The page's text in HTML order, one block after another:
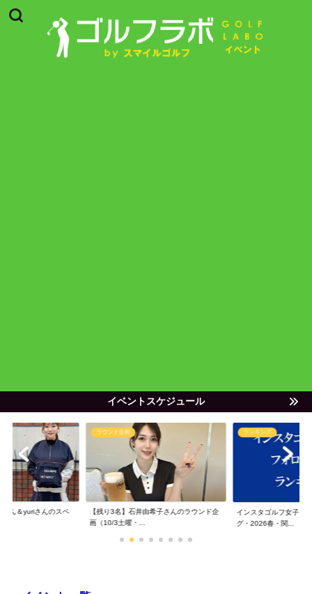
イベントスケジュール
ん＆yuriさんのスペ
ラウンド企画
【残り3名】石井由希子さんのラウンド企
画（10/3土曜・...
ランキング
インスタゴルフ女子フ
グ・2026春・関...